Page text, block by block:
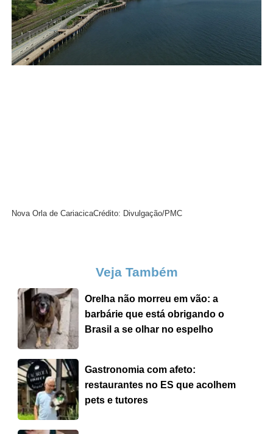
Nova Orla de CariacicaCrédito: Divulgação/PMC
Veja Também
Orelha não morreu em vão: a
barbárie que está obrigando o
Brasil a se olhar no espelho
Gastronomia com afeto:
restaurantes no ES que acolhem
pets e tutores